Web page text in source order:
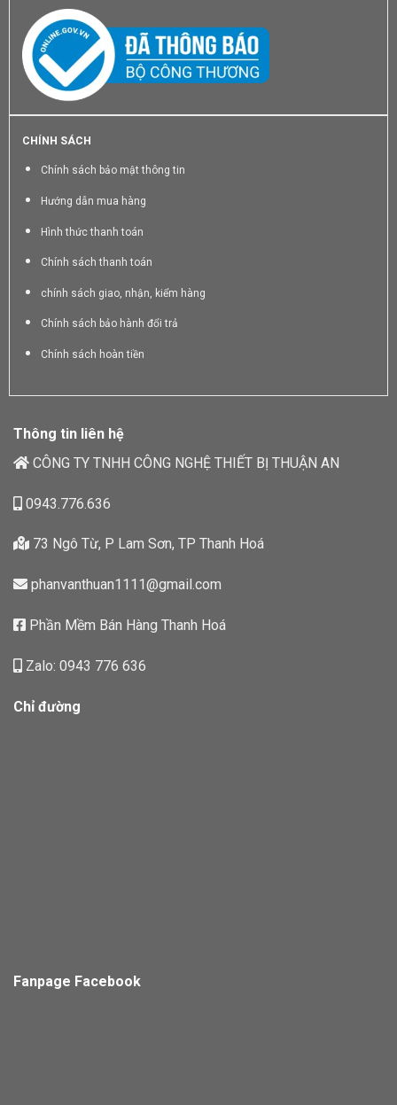
CHÍNH SÁCH
Chính sách bảo mật thông tin
Hướng dẫn mua hàng
Hình thức thanh toán
Chính sách thanh toán
chính sách giao, nhận, kiểm hàng
Chính sách bảo hành đổi trả
Chính sách hoàn tiền
Thông tin liên hệ
CÔNG TY TNHH CÔNG NGHỆ THIẾT BỊ THUẬN AN
0943.776.636
73 Ngô Từ, P Lam Sơn, TP Thanh Hoá
phanvanthuan1111@gmail.com
Phần Mềm Bán Hàng Thanh Hoá
Zalo: 0943 776 636
Chỉ đường
Fanpage Facebook